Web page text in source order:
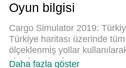
Oyun bilgisi
Cargo Simulator 2019:
Türkiye haritası üzerinde
ölçeklenmiş yollar
simulasyonudur.
Daha fazla göster